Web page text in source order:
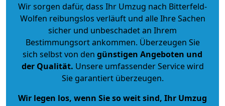
Wir sorgen dafür, dass Ihr Umzug nach Bitterfeld-
Wolfen reibungslos verläuft und alle Ihre Sachen
sicher und unbeschadet an Ihrem
Bestimmungsort ankommen. Überzeugen Sie
sich selbst von den günstigen Angeboten und
der Qualität. Unsere umfassender Service wird
Sie garantiert überzeugen.
Wir legen los, wenn Sie so weit sind, Ihr Umzug